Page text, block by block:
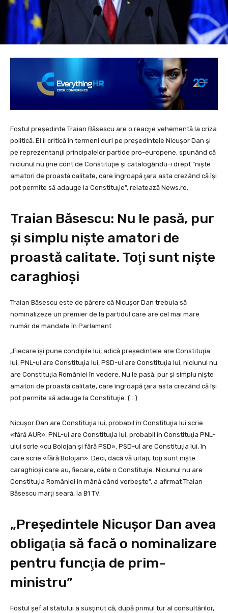
Fostul președinte Traian Băsescu are o reacţie vehementă la criza
politică. El îi critică în termeni duri pe preşedintele Nicuşor Dan şi
pe reprezentanţii principalelor partide pro-europene, spunând că
niciunul nu ţine cont de Constituţie şi catalogându-i drept ”nişte
amatori de proastă calitate, care îngroapă ţara asta crezând că îşi
pot permite să adauge la Constituţie”, relatează News.ro.
Traian Băsescu: Nu le pasă, pur
şi simplu nişte amatori de
proastă calitate. Toţi sunt nişte
caraghioşi
Traian Băsescu este de părere că Nicuşor Dan trebuia să
nominalizeze un premier de la partidul care are cel mai mare
număr de mandate în Parlament.
„Fiecare îşi pune condiţiile lui, adică preşedintele are Constituţia
lui, PNL-ul are Constituţia lui, PSD-ul are Constituţia lui, niciunul nu
are Constituţia României în vedere. Nu le pasă, pur şi simplu nişte
amatori de proastă calitate, care îngroapă ţara asta crezând că îşi
pot permite să adauge la Constituţie. (…)
Nicuşor Dan are Constituţia lui, probabil în Constituţia lui scrie
«fără AUR». PNL-ul are Constituţia lui, probabil în Constituţia PNL-
ului scrie «cu Bolojan şi fără PSD». PSD-ul are Constituţia lui, în
care scrie «fără Bolojan». Deci, dacă vă uitaţi, toţi sunt nişte
caraghioşi care au, fiecare, câte o Constituţie. Niciunul nu are
Constituţia României în mână când vorbeşte”, a afirmat Traian
Băsescu marţi seară, la B1 TV.
„Preşedintele Nicuşor Dan avea
obligaţia să facă o nominalizare
pentru funcţia de prim-
ministru”
Fostul şef al statului a susţinut că, după primul tur al consultărilor,